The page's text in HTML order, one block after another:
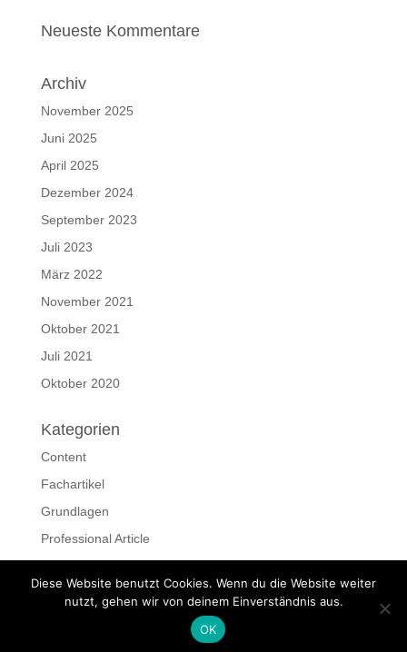
Neueste Kommentare
Archiv
November 2025
Juni 2025
April 2025
Dezember 2024
September 2023
Juli 2023
März 2022
November 2021
Oktober 2021
Juli 2021
Oktober 2020
Kategorien
Content
Fachartikel
Grundlagen
Professional Article
Schreiben
Diese Website benutzt Cookies. Wenn du die Website weiter
nutzt, gehen wir von deinem Einverständnis aus.
OK